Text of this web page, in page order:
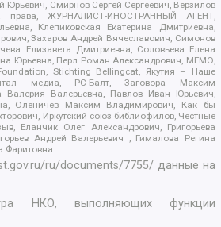
Юрьевич, Смирнов Сергей Сергеевич, Верзилов
права, ЖУРНАЛИСТ-ИНОСТРАННЫЙ АГЕНТ,
Клепиковская Екатерина Дмитриевна,
Захаров Андрей Вячеславович, Симонов
Елизавета Дмитриевна, Соловьева Елена
Юрьевна, Перл Роман Александрович, МЕМО,
Stichting Bellingcat, Якутия – Наше
медиа, РС-Балт, Заговора Максим
Валерия Валерьевна, Павлов Иван Юрьевич,
Оленичев Максим Владимирович, Как бы
Иркутский союз библиофилов, Честные
Еланчик Олег Александрович, Григорьева
Андрей Валерьевич , Гималова Регина
Фаритовна
ru/documents/7755/ данные на
НКО, выполняющих функции